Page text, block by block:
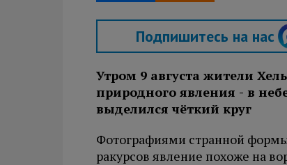
Подпишитесь на нас
Утром 9 августа жители
природного явления - в
выделился чёткий круг
Фотографиями странной
ракурсов явление похоже на